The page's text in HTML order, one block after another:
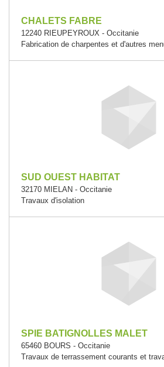
CHALETS FABRE
12240 RIEUPEYROUX - Occitanie
Fabrication de charpentes et d'autres
SUD OUEST HABITAT
32170 MIELAN - Occitanie
Travaux d'isolation
SPIE BATIGNOLLES MALET
65460 BOURS - Occitanie
Travaux de terrassement courants et